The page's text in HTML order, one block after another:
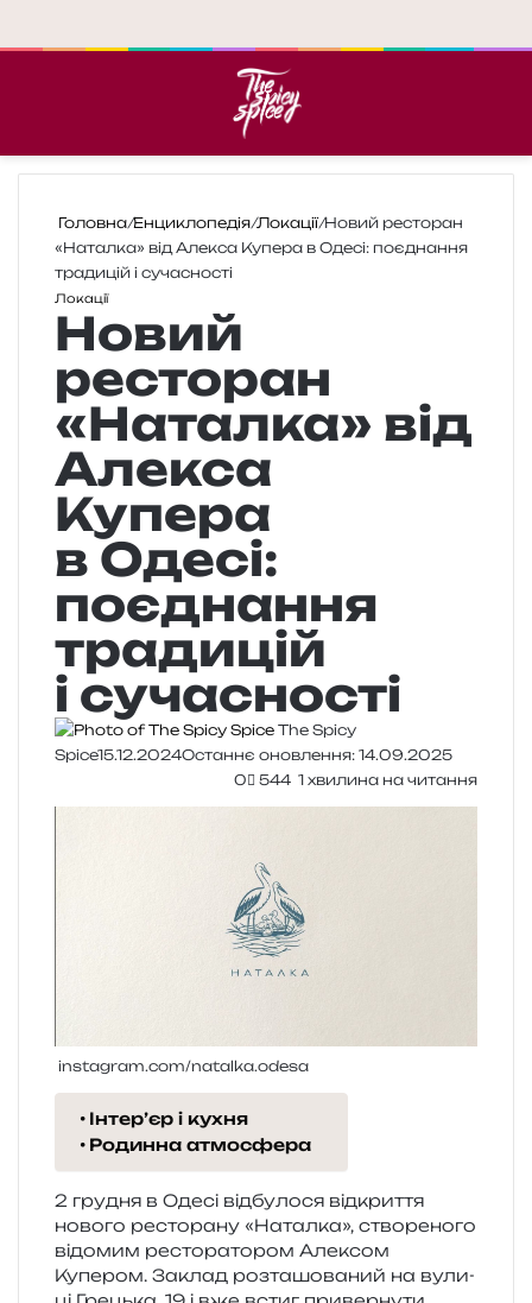
Головна/Енциклопедія/Локації/Новий ресторан
«Наталка» від Алекса Купера в Одесі: поєднання
традицій і сучасності
Локації
Новий
ресторан
«Наталка» від
Алекса
Купера
в Одесі:
поєднання
традицій
і сучасності
The Spicy
Spice15.12.2024Останнє оновлення: 14.09.2025
0
544 1 хвилина на читання
instagram.com/natalka.odesa
Інтер’єр і кухня
Родинна атмосфера
2 гру­дня в Одесі від­бу­ло­ся від­кри­т­тя
ново­го ресто­ра­ну «Наталка», ство­ре­но­го
відо­мим ресто­ра­то­ром Алексом
Купером. Заклад роз­та­шо­ва­ний на вули­